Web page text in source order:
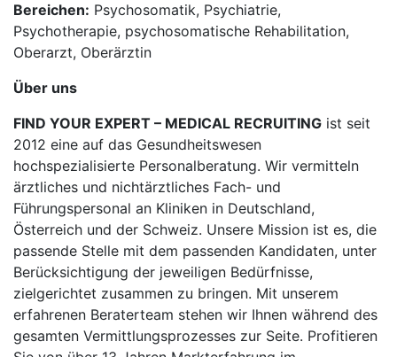
Bereichen: Psychosomatik, Psychiatrie,
Psychotherapie, psychosomatische Rehabilitation,
Oberarzt, Oberärztin
Über uns
FIND YOUR EXPERT – MEDICAL RECRUITING ist seit
2012 eine auf das Gesundheitswesen
hochspezialisierte Personalberatung. Wir vermitteln
ärztliches und nichtärztliches Fach- und
Führungspersonal an Kliniken in Deutschland,
Österreich und der Schweiz. Unsere Mission ist es, die
passende Stelle mit dem passenden Kandidaten, unter
Berücksichtigung der jeweiligen Bedürfnisse,
zielgerichtet zusammen zu bringen. Mit unserem
erfahrenen Beraterteam stehen wir Ihnen während des
gesamten Vermittlungsprozesses zur Seite. Profitieren